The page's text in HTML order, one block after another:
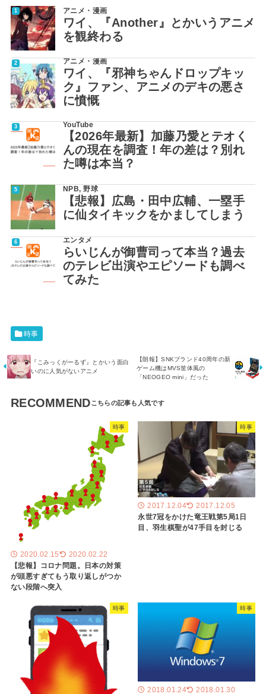
アニメ・漫画
ワイ、『Another』とかいうアニメ
を観終わる
アニメ・漫画
ワイ、『邪神ちゃんドロップキッ
ク』ファン、アニメのデキの悪さ
に憤慨
YouTube
【2026年最新】加藤乃愛とテオく
んの現在を調査！年の差は？別れ
た噂は本当？
NPB,野球
【悲報】広島・田中広輔、一塁手
に仙タイキックをかましてしまう
エンタメ
らいじんが御曹司って本当？過去
のテレビ出演やエピソードも調べ
てみた
時事
『こみっくがーるず』とかいう面白
いのに人気がないアニメ
【朗報】SNKブランド40周年の新
ゲーム機はMVS筐体風の
「NEOGEO mini」だった
RECOMMEND
時事
2020.02.15 2020.02.22
【悲報】コロナ問題。日本の対策
が頭悪すぎてもう取り返しがつか
ない段階へ突入
時事
2017.12.04 2017.12.05
永世7冠をかけた竜王戦第5局1日
目、羽生棋聖が47手目を封じる
時事 時事
2018.01.24 2018.01.30